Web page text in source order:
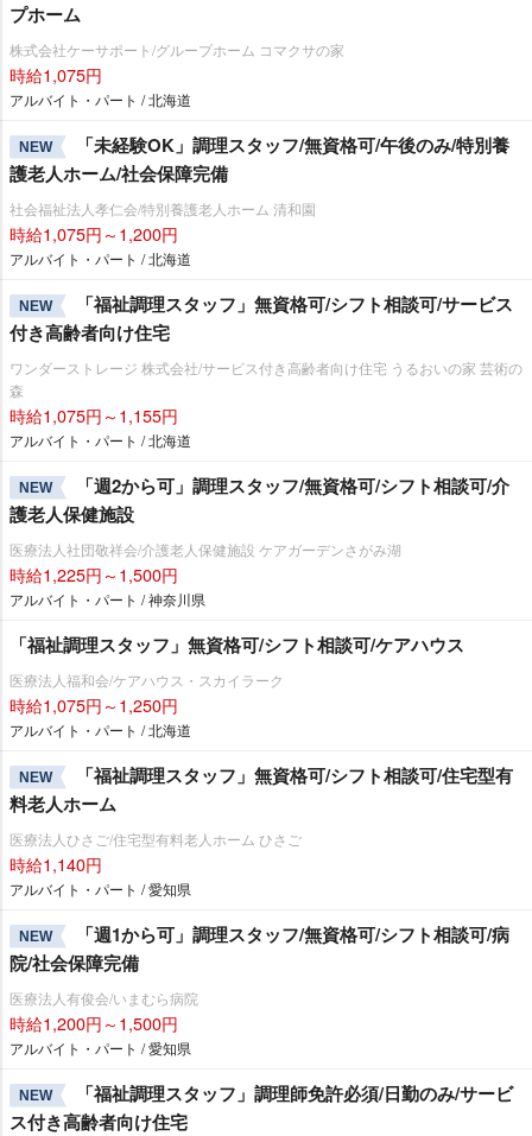
プホーム
株式会社ケーサポート/グループホーム コマクサの家
時給1,075円
アルバイト・パート / 北海道
NEW
「未経験OK」調理スタッフ/無資格可/午後のみ/特別養
護老人ホーム/社会保障完備
社会福祉法人孝仁会/特別養護老人ホーム 清和園
時給1,075円～1,200円
アルバイト・パート / 北海道
NEW
「福祉調理スタッフ」無資格可/シフト相談可/サービス
付き高齢者向け住宅
ワンダーストレージ 株式会社/サービス付き高齢者向け住宅 うるおいの家 芸術の
森
時給1,075円～1,155円
アルバイト・パート / 北海道
NEW
「週2から可」調理スタッフ/無資格可/シフト相談可/介
護老人保健施設
医療法人社団敬祥会/介護老人保健施設 ケアガーデンさがみ湖
時給1,225円～1,500円
アルバイト・パート / 神奈川県
「福祉調理スタッフ」無資格可/シフト相談可/ケアハウス
医療法人福和会/ケアハウス・スカイラーク
時給1,075円～1,250円
アルバイト・パート / 北海道
NEW
「福祉調理スタッフ」無資格可/シフト相談可/住宅型有
料老人ホーム
医療法人ひさご/住宅型有料老人ホーム ひさご
時給1,140円
アルバイト・パート / 愛知県
NEW
「週1から可」調理スタッフ/無資格可/シフト相談可/病
院/社会保障完備
医療法人有俊会/いまむら病院
時給1,200円～1,500円
アルバイト・パート / 愛知県
NEW
「福祉調理スタッフ」調理師免許必須/日勤のみ/サービ
ス付き高齢者向け住宅